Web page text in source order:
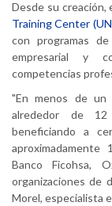
Desde su
Training Center
con programas
empresarial y
competencias
"En menos de un
alrededor de 12
beneficiando a
Banco Ficohsa,
organizaciones de
Morel, especialista